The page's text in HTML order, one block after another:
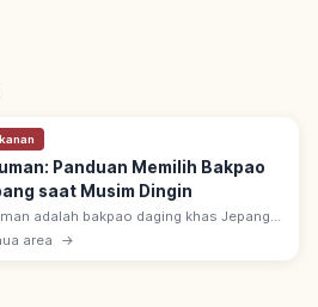
Panduan Memilih Bakpao
saat Musim Dingin
adalah bakpao daging khas Jepang
populer saat cuaca dingin. Kenali cara
area →